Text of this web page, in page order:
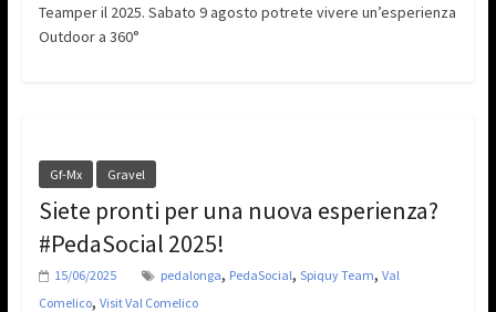
Teamper il 2025. Sabato 9 agosto potrete vivere un’esperienza
Outdoor a 360°
Gf-Mx Gravel
Siete pronti per una nuova esperienza?
#PedaSocial 2025!
15/06/2025 pedalonga, PedaSocial, Spiquy Team, Val
Comelico, Visit Val Comelico